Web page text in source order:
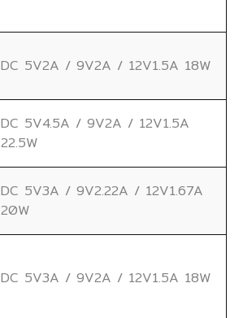
DC 5V2A / 9V2A / 12V1.5A 18W
DC 5V4.5A / 9V2A / 12V1.5A
22.5W
DC 5V3A / 9V2.22A / 12V1.67A
20W
DC 5V3A / 9V2A / 12V1.5A 18W